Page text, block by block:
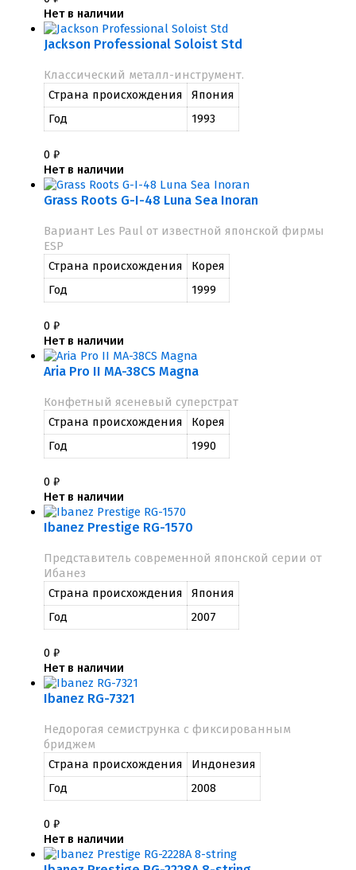
Нет в наличии
Jackson Professional Soloist Std
Классический металл-инструмент.
Страна происхождения
Япония
Год
1993
0 ₽
Нет в наличии
Grass Roots G-I-48 Luna Sea Inoran
Вариант Les Paul от известной японской фирмы
ESP
Страна происхождения
Корея
Год
1999
0 ₽
Нет в наличии
Aria Pro II MA-38CS Magna
Конфетный ясеневый суперстрат
Страна происхождения
Корея
Год
1990
0 ₽
Нет в наличии
Ibanez Prestige RG-1570
Представитель современной японской серии от
Ибанез
Страна происхождения
Япония
Год
2007
0 ₽
Нет в наличии
Ibanez RG-7321
Недорогая семиструнка с фиксированным
бриджем
Страна происхождения
Индонезия
Год
2008
0 ₽
Нет в наличии